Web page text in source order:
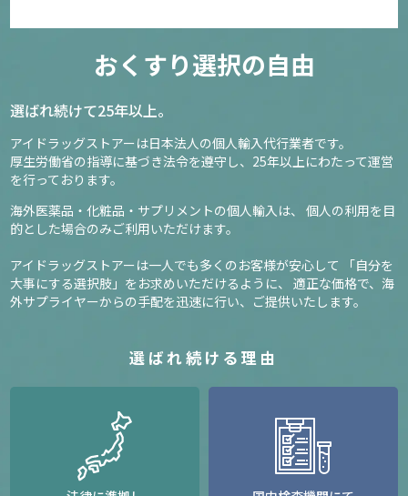
おくすり選択の自由
選ばれ続けて25年以上。
アイドラッグストアーは日本法人の個人輸入代行業者です。
厚生労働省の指導に基づき法令を遵守し、 25年以上にわたって運営
を行っております。
海外医薬品・化粧品・サプリメントの個人輸入は、
個人の利用を目
的とした場合のみご利用いただけます。
アイドラッグストアーは一人でも多くのお客様が安心して
「自分を
大事にする選択肢」をお求めいただけるように、
適正な価格で、海
外サプライヤーからの手配を迅速に行い、ご提供いたします。
選ばれ続ける理由